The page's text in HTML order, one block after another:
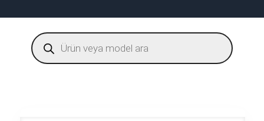
Products
search